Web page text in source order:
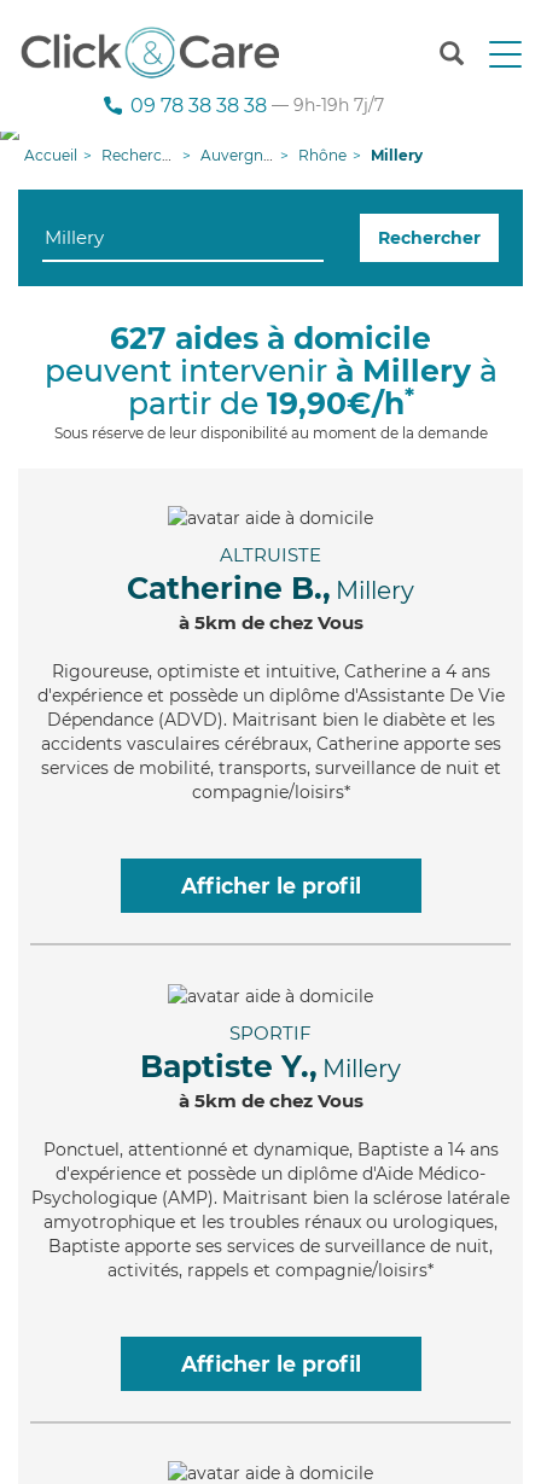
T
n
g
09 78 38 38 38 — 9h-19h 7j/7
Accueil Recherche aide à domicile Auvergne-Rhône-Alpes Rhône Millery
Rechercher
627 aides à domicile
peuvent intervenir à Milleryà
partir de 19,90€/h*
Sous réserve de leur disponibilité au moment de la demande
ALTRUISTE
Catherine B., Millery
à 5km de chez Vous
Rigoureuse, optimiste et intuitive, Catherine a 4 ans
d'expérience et possède un diplôme d'Assistante De Vie
Dépendance (ADVD). Maitrisant bien le diabète et les
accidents vasculaires cérébraux, Catherine apporte ses
services de mobilité, transports, surveillance de nuit et
compagnie/loisirs*
Afficher le profil
SPORTIF
Baptiste Y., Millery
à 5km de chez Vous
Ponctuel, attentionné et dynamique, Baptiste a 14 ans
d'expérience et possède un diplôme d'Aide Médico-
Psychologique (AMP). Maitrisant bien la sclérose latérale
amyotrophique et les troubles rénaux ou urologiques,
Baptiste apporte ses services de surveillance de nuit,
activités, rappels et compagnie/loisirs*
Afficher le profil